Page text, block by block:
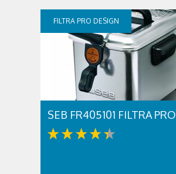
FILTRA PRO DESIGN
SEB FR405101 FILTRA PRO